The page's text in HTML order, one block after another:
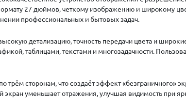
27 дюймов, четкому изображению и широкому
профессиональных и бытовых задач.
детализацию, точность передачи цвета и
таблицами, текстами и многозадачности.
сторонам, что создаёт эффект «безграничного»
уменьшает отражения, улучшая видимость при